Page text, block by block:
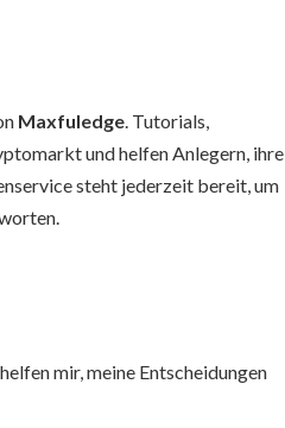
Maxfuledge. Tutorials,
und helfen Anlegern, ihre
steht jederzeit bereit, um
mir, meine Entscheidungen